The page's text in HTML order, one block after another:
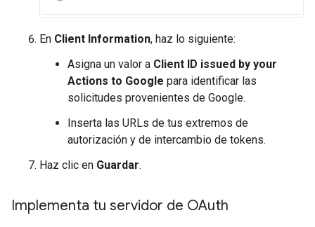
En Client Information, haz lo siguiente:
Asigna un valor a Client ID issued by your
Actions to Google para identificar las
solicitudes provenientes de Google.
Inserta las URLs de tus extremos de
autorización y de intercambio de tokens.
Haz clic en Guardar.
Implementa tu servidor de OAuth